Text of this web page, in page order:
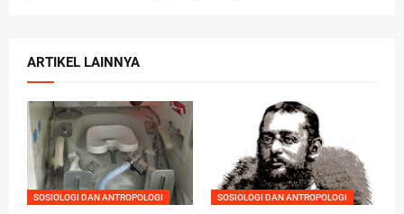
ARTIKEL LAINNYA
SOSIOLOGI DAN ANTROPOLOGI SOSIOLOGI DAN ANTROPOLOGI